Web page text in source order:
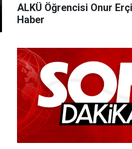
ALKÜ Öğrencisi Onur
Haber